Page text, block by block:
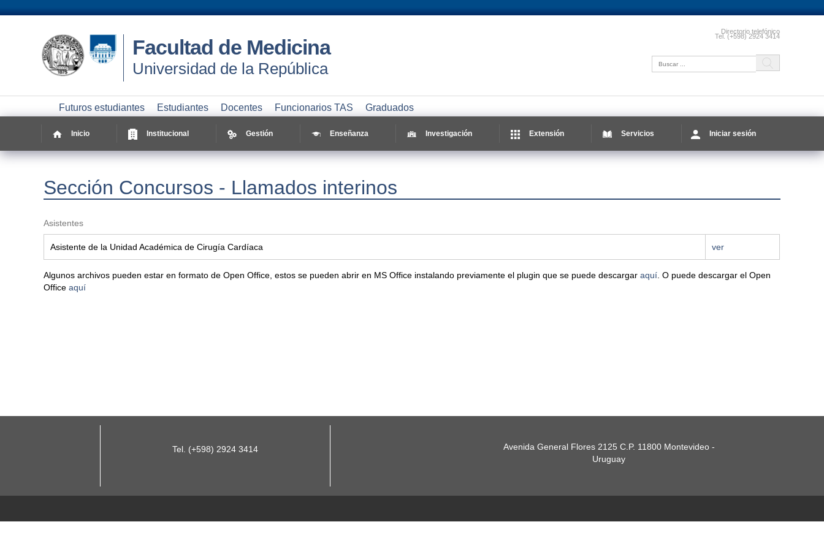
Directorio telefónico
Tel. (+598) 2924 3414
Facultad de Medicina
Universidad de la República
Futuros estudiantes Estudiantes Docentes Funcionarios TAS Graduados
Inicio Institucional Gestión Enseñanza Investigación Extensión Servicios Iniciar sesión
Sección Concursos - Llamados interinos
Asistentes
Asistente de la Unidad Académica de Cirugía Cardíaca ver
Algunos archivos pueden estar en formato de Open Office, estos se pueden abrir en MS Office instalando previamente el plugin que se puede descargaraquí . O puede descargar el Open
Officeaquí
Avenida General Flores 2125 C.P. 11800 Montevideo -
Uruguay
Tel. (+598) 2924 3414